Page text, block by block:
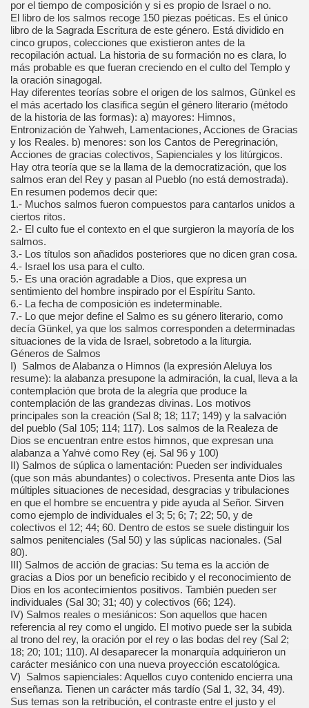
por el tiempo de composición y si es propio de Israel o no.
El libro de los salmos recoge 150 piezas poéticas. Es el único
libro de la Sagrada Escritura de este género. Está dividido en
cinco grupos, colecciones que existieron antes de la
recopilación actual. La historia de su formación no es clara, lo
más probable es que fueran creciendo en el culto del Templo y
la oración sinagogal.
Hay diferentes teorías sobre el origen de los salmos, Günkel es
el más acertado los clasifica según el género literario (método
de la historia de las formas): a) mayores: Himnos,
Entronización de Yahweh, Lamentaciones, Acciones de Gracias
y los Reales. b) menores: son los Cantos de Peregrinación,
Acciones de gracias colectivos, Sapienciales y los litúrgicos.
Hay otra teoría que se la llama de la democratización, que los
salmos eran del Rey y pasan al Pueblo (no está demostrada).
En resumen podemos decir que:
1.- Muchos salmos fueron compuestos para cantarlos unidos a
ciertos ritos.
2.- El culto fue el contexto en el que surgieron la mayoría de los
salmos.
3.- Los títulos son añadidos posteriores que no dicen gran cosa.
4.- Israel los usa para el culto.
5.- Es una oración agradable a Dios, que expresa un
sentimiento del hombre inspirado por el Espíritu Santo.
6.- La fecha de composición es indeterminable.
7.- Lo que mejor define el Salmo es su género literario, como
decía Günkel, ya que los salmos corresponden a determinadas
situaciones de la vida de Israel, sobretodo a la liturgia.
Géneros de Salmos
I) Salmos de Alabanza o Himnos (la expresión Aleluya los
resume): la alabanza presupone la admiración, la cual, lleva a la
contemplación que brota de la alegría que produce la
contemplación de las grandezas divinas. Los motivos
principales son la creación (Sal 8; 18; 117; 149) y la salvación
del pueblo (Sal 105; 114; 117). Los salmos de la Realeza de
Dios se encuentran entre estos himnos, que expresan una
alabanza a Yahvé como Rey (ej. Sal 96 y 100)
II) Salmos de súplica o lamentación: Pueden ser individuales
(que son más abundantes) o colectivos. Presenta ante Dios las
múltiples situaciones de necesidad, desgracias y tribulaciones
en que el hombre se encuentra y pide ayuda al Señor. Sirven
como ejemplo de individuales el 3; 5; 6; 7; 22; 50, y de
colectivos el 12; 44; 60. Dentro de estos se suele distinguir los
salmos penitenciales (Sal 50) y las súplicas nacionales. (Sal
80).
III) Salmos de acción de gracias: Su tema es la acción de
gracias a Dios por un beneficio recibido y el reconocimiento de
Dios en los acontecimientos positivos. También pueden ser
individuales (Sal 30; 31; 40) y colectivos (66; 124).
IV) Salmos reales o mesiánicos: Son aquellos que hacen
referencia al rey como el ungido. El motivo puede ser la subida
al trono del rey, la oración por el rey o las bodas del rey (Sal 2;
18; 20; 101; 110). Al desaparecer la monarquía adquirieron un
carácter mesiánico con una nueva proyección escatológica.
V) Salmos sapienciales: Aquellos cuyo contenido encierra una
enseñanza. Tienen un carácter más tardío (Sal 1, 32, 34, 49).
Sus temas son la retribución, el contraste entre el justo y el